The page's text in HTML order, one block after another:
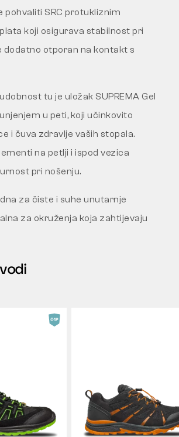
pohvaliti SRC protukliznim
koji osigurava stabilnost pri
dodatno otporan na kontakt s
tu je uložak SUPREMA Gel
u peti, koji učinkovito
i čuva zdravlje vaših stopala.
na petlji i ispod vezica
pri nošenju.
za čiste i suhe unutarnje
za okruženja koja zahtijevaju